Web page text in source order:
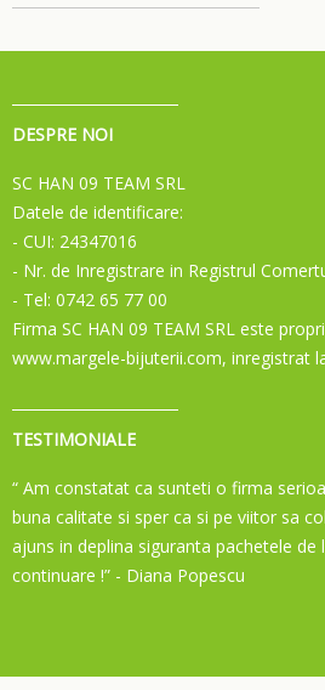
DESPRE NOI
SC HAN 09 TEAM SRL
Datele de identificare:
- CUI: 24347016
- Nr. de Inregistrare in Registrul
- Tel: 0742 65 77 00
Firma SC HAN 09 TEAM SRL este
www.margele-bijuterii.com, inregistrat
TESTIMONIALE
“ Am constatat ca sunteti o firma
buna calitate si sper ca si pe viitor sa
ajuns in deplina siguranta pachetele
continuare !” - Diana Popescu